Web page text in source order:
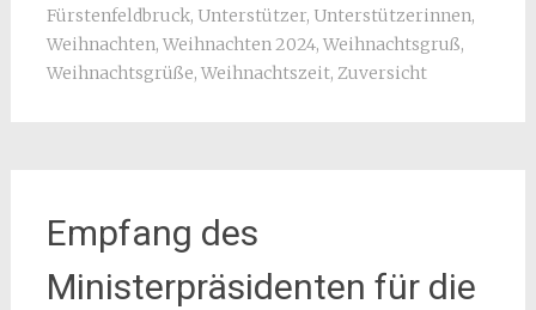
Fürstenfeldbruck, Unterstützer, Unterstützerinnen,
Weihnachten, Weihnachten 2024, Weihnachtsgruß,
Weihnachtsgrüße, Weihnachtszeit, Zuversicht
Empfang des
Ministerpräsidenten für die